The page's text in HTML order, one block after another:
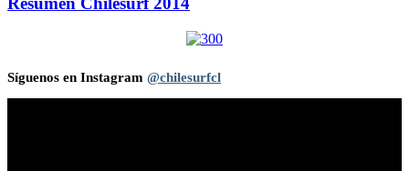
Síguenos en Instagram @chilesurfcl